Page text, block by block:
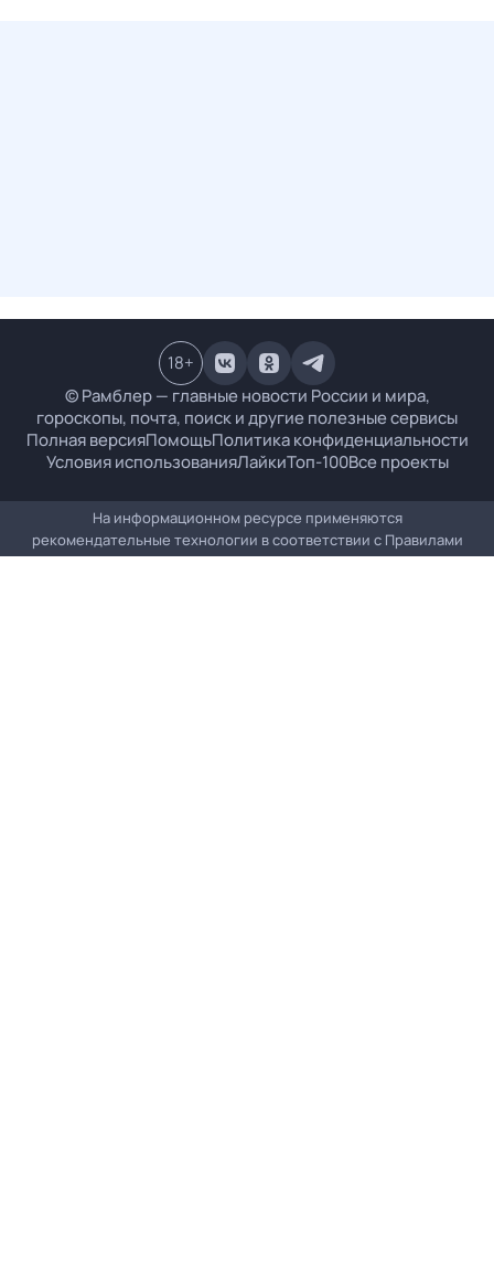
© Рамблер — главные новости России и мира,
гороскопы, почта, поиск и другие полезные сервисы
Полная версияПомощьПолитика конфиденциальности
Условия использованияЛайкиТоп-100Все проекты
18+
На информационном ресурсе применяются
рекомендательные технологии в соответствии с Правилами